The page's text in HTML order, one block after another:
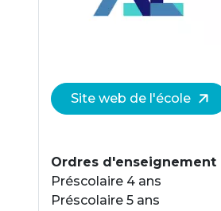
Site web de l'école
Ordres d'enseignement
Préscolaire 4 ans
Préscolaire 5 ans